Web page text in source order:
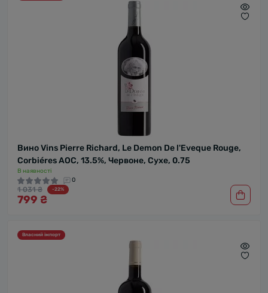
Вино Vins Pierre Richard, Le Demon De l'Eveque Rouge,
Corbiéres AOC, 13.5%, Червоне, Сухе, 0.75
В наявності
0
1 031 ₴ -22%
799 ₴
Власний імпорт